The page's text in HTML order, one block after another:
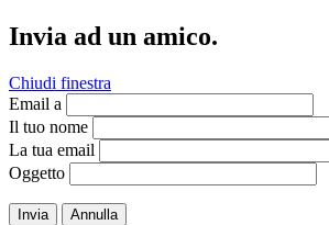
Invia ad un amico.
Chiudi finestra
Email a
Il tuo nome
La tua email
Oggetto
Invia Annulla